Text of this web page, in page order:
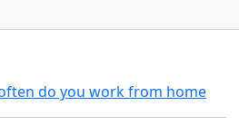
do you work from home